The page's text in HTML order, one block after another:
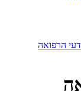
הרפואה